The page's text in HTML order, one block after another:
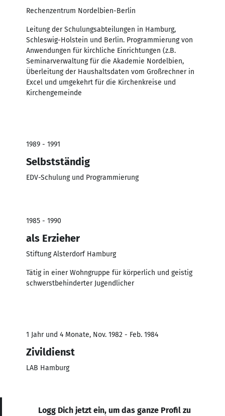
Rechenzentrum Nordelbien-Berlin
Leitung der Schulungsabteilungen in Hamburg,
Schleswig-Holstein und Berlin. Programmierung von
Anwendungen für kirchliche Einrichtungen (z.B.
Seminarverwaltung für die Akademie Nordelbien,
Überleitung der Haushaltsdaten vom Großrechner in
Excel und umgekehrt für die Kirchenkreise und
Kirchengemeinde
1989 - 1991
Selbstständig
EDV-Schulung und Programmierung
1985 - 1990
als Erzieher
Stiftung Alsterdorf Hamburg
Tätig in einer Wohngruppe für körperlich und geistig
schwerstbehinderter Jugendlicher
1 Jahr und 4 Monate, Nov. 1982 - Feb. 1984
Zivildienst
LAB Hamburg
Logg Dich jetzt ein, um das ganze Profil zu